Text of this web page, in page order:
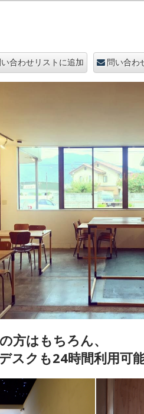
い合わせリストに追加 問い合わ
方はもちろん、
スクも24時間利用可能